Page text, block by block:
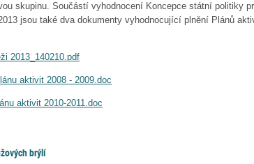
skupinu. Součástí vyhodnocení Koncepce státní politiky
jsou také dva dokumenty vyhodnocující plnění Plánů
2013_140210.pdf
aktivit 2008 - 2009.doc
aktivit 2010-2011.doc
brýlí